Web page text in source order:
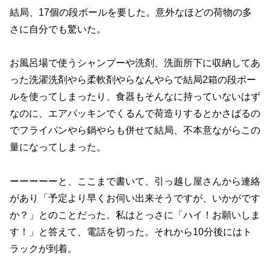
結局、17個の段ボールを要した。意外なほどの荷物の多
さに自分でも驚いた。
お風呂場で使うシャンプーや洗剤、洗面所下に収納してあ
った洗濯洗剤やら柔軟剤やらなんやらで結局2箱の段ボー
ルを使ってしまったり、食器もそんなに持っていないはず
なのに、エアパッキンでくるんで荷造りするとかさばるの
でフライパンやら鍋やらも併せて結局、不本意ながらこの
量になってしまった。
ーーーーーと、ここまで書いて、引っ越し屋さんから連絡
があり「予定より早くお伺い出来そうですが、いかがです
か？」とのことだった。私はとっさに「ハイ！お願いしま
す！」と答えて、電話を切った。それから10分後にはト
ラックが到着。